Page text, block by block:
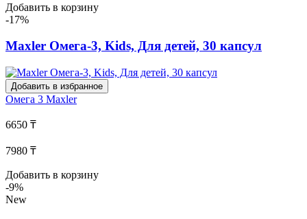
Добавить в корзину
-17%
Maxler Омега-3, Kids, Для детей, 30 капсул
Добавить в избранное
Омега 3 Maxler
6650 ₸
7980 ₸
Добавить в корзину
-9%
New